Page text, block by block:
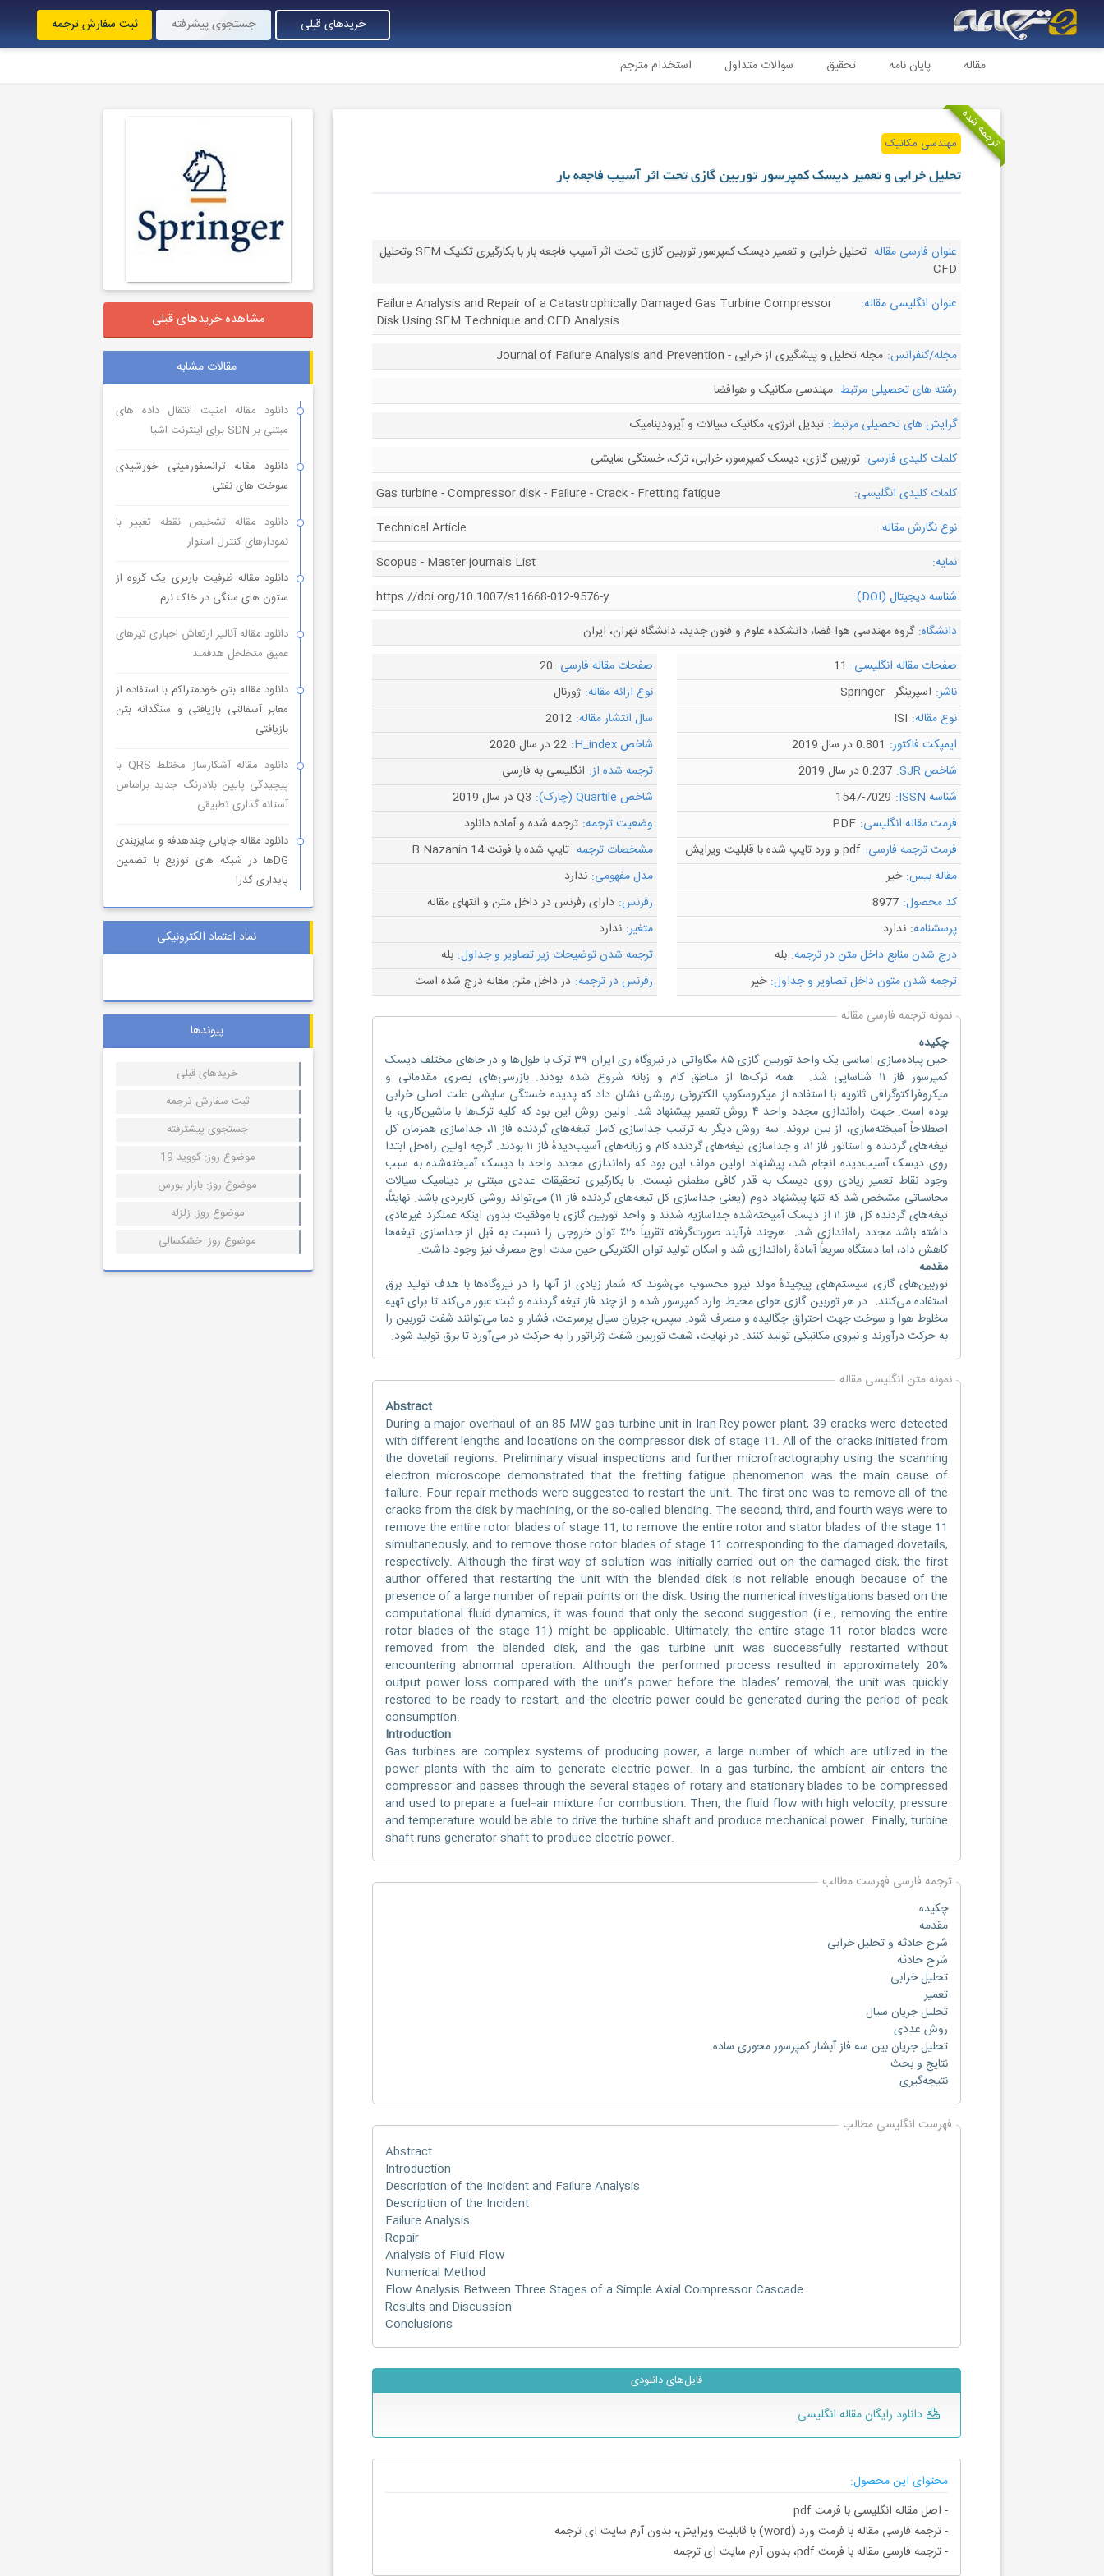
خریدهای قبلی جستجوی پیشرفته ثبت سفارش ترجمه
مقاله پایان نامه تحقیق سوالات متداول استخدام مترجم
ترجمه شدهمهندسی مکانیک
تحلیل خرابی و تعمیر دیسک کمپرسور توربین گازی تحت اثر آسیب فاجعه بار
عنوان فارسی مقاله:
تحلیل خرابی و تعمیر دیسک کمپرسور توربین گازی تحت اثر آسیب فاجعه بار با بکارگیری تکنیک SEM وتحلیل
CFD
عنوان انگلیسی مقاله:
Failure Analysis and Repair of a Catastrophically Damaged Gas Turbine Compressor
Disk Using SEM Technique and CFD Analysis
مجله/کنفرانس: مجله تحليل و پيشگيری از خرابی - Journal of Failure Analysis and Prevention
رشته های تحصیلی مرتبط: مهندسی مکانیک و هوافضا
گرایش های تحصیلی مرتبط: تبدیل انرژی، مکانیک سیالات و آیرودینامیک
کلمات کلیدی فارسی: توربین گازی، دیسک کمپرسور، خرابی، ترک، خستگی سایشی
کلمات کلیدی انگلیسی:
Gas turbine - Compressor disk - Failure - Crack - Fretting fatigue
نوع نگارش مقاله:
Technical Article
نمایه:
Scopus - Master journals List
شناسه دیجیتال (DOI):
https://doi.org/10.1007/s11668-012-9576-y
دانشگاه: گروه مهندسی هوا فضا، دانشکده علوم و فنون جدید، دانشگاه تهران، ایران
صفحات مقاله انگلیسی: 11 صفحات مقاله فارسی: 20
ناشر: اسپرینگر - Springer نوع ارائه مقاله: ژورنال
نوع مقاله: ISI سال انتشار مقاله: 2012
ایمپکت فاکتور: 0.801 در سال 2019 شاخص H_index:
22 در سال 2020
شاخص SJR:
0.237 در سال 2019 ترجمه شده از: انگلیسی به فارسی
شناسه ISSN:
1547-7029 شاخص Quartile (چارک):
Q3 در سال 2019
فرمت مقاله انگلیسی: PDF وضعیت ترجمه: ترجمه شده و آماده دانلود
فرمت ترجمه فارسی: pdf و ورد تایپ شده با قابلیت ویرایش مشخصات ترجمه: تایپ شده با فونت B Nazanin 14
مقاله بیس: خیر مدل مفهومی: ندارد
کد محصول: 8977 رفرنس: دارای رفرنس در داخل متن و انتهای مقاله
پرسشنامه: ندارد متغیر: ندارد
درج شدن منابع داخل متن در ترجمه: بله ترجمه شدن توضیحات زیر تصاویر و جداول: بله
ترجمه شدن متون داخل تصاویر و جداول: خیر رفرنس در ترجمه: در داخل متن مقاله درج شده است
نمونه ترجمه فارسی مقاله
چکیده
حین پیاده‌سازی اساسی یک واحد توربین گازی ۸۵ مگاواتی در نیروگاه ری ایران ۳۹ ترک با طول‌ها و در جاهای مختلف دیسک
کمپرسور فاز ۱۱ شناسایی شد. همه ترک‌ها از مناطق کام و زبانه شروع شده بودند. بازرسی‌های بصری مقدماتی و
میکروفراکتوگرافی ثانویه با استفاده از میکروسکوپ الکترونی روبشی نشان داد که پدیده خستگی سایشی علت اصلی خرابی
بوده است. جهت راه‌اندازی مجدد واحد ۴ روش تعمیر پیشنهاد شد. اولین روش این بود که کلیه ترک‌ها با ماشین‌کاری، یا
اصطلاحاً آمیخته‌سازی، از بین بروند. سه روش دیگر به ترتیب جداسازی کامل تیغه‌های گردنده فاز ۱۱، جداسازی همزمان کل
تیغه‌های گردنده و استاتور فاز ۱۱، و جداسازی تیغه‌های گردنده کام و زبانه‌های آسیب‌دیدهٔ فاز ۱۱ بودند. گرچه اولین راه‌حل ابتدا
روی دیسک آسیب‌دیده انجام شد، پیشنهاد اولین مولف این بود که راه‌اندازی مجدد واحد با دیسک آمیخته‌شده به سبب
وجود نقاط تعمیر زیادی روی دیسک به قدر کافی مطمئن نیست. با بکارگیری تحقیقات عددی مبتنی بر دینامیک سیالات
محاسباتی مشخص شد که تنها پیشنهاد دوم (یعنی جداسازی کل تیغه‌های گردنده فاز ۱۱) می‌تواند روشی کاربردی باشد. نهایتاً،
تیغه‌های گردنده کل فاز ۱۱ از دیسک‌ آمیخته‌شده جداسازیه شدند و واحد توربین گازی با موفقیت بدون اینکه عملکرد غیرعادی
داشته باشد مجدد راه‌اندازی شد. هرچند فرآیند صورت‌گرفته تقریباً ۲۰٪ توان خروجی را نسبت به قبل از جداسازی تیغه‌ها
کاهش داد، اما دستگاه سریعاً آمادهٔ راه‌اندازی شد و امکان تولید توان الکتریکی حین مدت اوج مصرف نیز وجود داشت.
مقدمه
توربین‌های گازی سیستم‌های پیچیده‌ٔ مولد نیرو محسوب می‌شوند که شمار زیادی از آنها را در نیروگاه‌ها با هدف تولید برق
استفاده می‌کنند. در هر توربین گازی هوای محیط وارد کمپرسور شده و از چند فاز تیغه گردنده و ثبت عبور می‌کند تا برای تهیه
مخلوط هوا و سوخت جهت احتراق چگالیده و مصرف شود. سپس، جریان سیال پرسرعت، فشار و دما می‌توانند شفت توربین را
به حرکت درآورند و نیروی مکانیکی تولید کنند. در نهایت، شفت توربین شفت ژنراتور را به حرکت در می‌آورد تا برق تولید شود.
نمونه متن انگلیسی مقاله
Abstract
During a major overhaul of an 85 MW gas turbine unit in Iran-Rey power plant, 39 cracks were detected
with different lengths and locations on the compressor disk of stage 11. All of the cracks initiated from
the dovetail regions. Preliminary visual inspections and further microfractography using the scanning
electron microscope demonstrated that the fretting fatigue phenomenon was the main cause of
failure. Four repair methods were suggested to restart the unit. The first one was to remove all of the
cracks from the disk by machining, or the so-called blending. The second, third, and fourth ways were to
remove the entire rotor blades of stage 11, to remove the entire rotor and stator blades of the stage 11
simultaneously, and to remove those rotor blades of stage 11 corresponding to the damaged dovetails,
respectively. Although the first way of solution was initially carried out on the damaged disk, the first
author offered that restarting the unit with the blended disk is not reliable enough because of the
presence of a large number of repair points on the disk. Using the numerical investigations based on the
computational fluid dynamics, it was found that only the second suggestion (i.e., removing the entire
rotor blades of the stage 11) might be applicable. Ultimately, the entire stage 11 rotor blades were
removed from the blended disk, and the gas turbine unit was successfully restarted without
encountering abnormal operation. Although the performed process resulted in approximately 20%
output power loss compared with the unit’s power before the blades’ removal, the unit was quickly
restored to be ready to restart, and the electric power could be generated during the period of peak
consumption.
Introduction
Gas turbines are complex systems of producing power, a large number of which are utilized in the
power plants with the aim to generate electric power. In a gas turbine, the ambient air enters the
compressor and passes through the several stages of rotary and stationary blades to be compressed
and used to prepare a fuel–air mixture for combustion. Then, the fluid flow with high velocity, pressure
and temperature would be able to drive the turbine shaft and produce mechanical power. Finally, turbine
shaft runs generator shaft to produce electric power.
ترجمه فارسی فهرست مطالب
چکیده
مقدمه
شرح حادثه و تحلیل خرابی
شرح حادثه
تحلیل خرابی
تعمیر
تحلیل جریان سیال
روش عددی
تحلیل جریان بین سه فاز آبشار کمپرسور محوری ساده
نتایج و بحث
نتيجه‌گيری‌
فهرست انگلیسی مطالب
Abstract
Introduction
Description of the Incident and Failure Analysis
Description of the Incident
Failure Analysis
Repair
Analysis of Fluid Flow
Numerical Method
Flow Analysis Between Three Stages of a Simple Axial Compressor Cascade
Results and Discussion
Conclusions
فایل‌های دانلودی
دانلود رایگان مقاله انگلیسی
محتوای این محصول:
- اصل مقاله انگلیسی با فرمت pdf
- ترجمه فارسی مقاله با فرمت ورد (word) با قابلیت ویرایش، بدون آرم سایت ای ترجمه
- ترجمه فارسی مقاله با فرمت pdf، بدون آرم سایت ای ترجمه
مشاهده خریدهای قبلی
مقالات مشابه
دانلود مقاله امنیت انتقال داده های
مبتنی بر SDN برای اینترنت اشیا
دانلود مقاله ترانسفورمیتی خورشیدی
سوخت های نفتی
دانلود مقاله تشخیص نقطه تغییر با
نمودارهای کنترل استوار
دانلود مقاله ظرفیت باربری یک گروه از
ستون های سنگی در خاک نرم
دانلود مقاله آنالیز ارتعاش اجباری تیرهای
عمیق متخلخل هدفمند
دانلود مقاله بتن خودمتراکم با استفاده از
معابر آسفالتی بازیافتی و سنگدانه بتن
بازیافتی
دانلود مقاله آشکارساز مختلط QRS با
پیچیدگی پایین بلادرنگ جدید براساس
آستانه گذاری تطبیقی
دانلود مقاله جایابی چندهدفه و سایزبندی
DGها در شبکه های توزیع با تضمین
پایداری گذرا
نماد اعتماد الکترونیکی
پیوندها
خریدهای قبلی
ثبت سفارش ترجمه
جستجوی پیشترفته
موضوع روز: کووید 19
موضوع روز: بازار بورس
موضوع روز: زلزله
موضوع روز: خشکسالی